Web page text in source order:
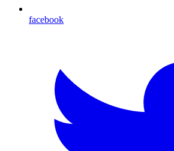
facebook